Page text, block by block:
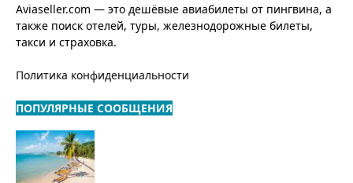
Aviaseller.com — это дешёвые авиабилеты от пингвина, а
также поиск отелей, туры, железнодорожные билеты,
такси и страховка.
Политика конфиденциальности
ПОПУЛЯРНЫЕ СООБЩЕНИЯ